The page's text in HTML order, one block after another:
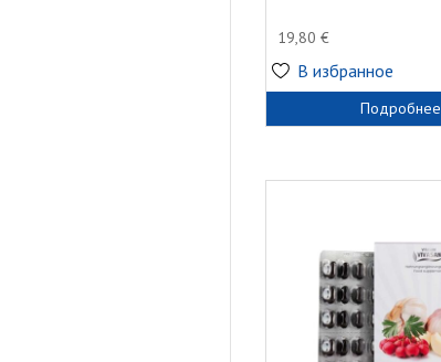
19,80€
В избранное
Подробнее